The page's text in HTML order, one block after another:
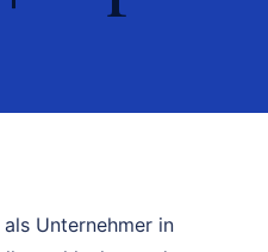
Unternehmer in